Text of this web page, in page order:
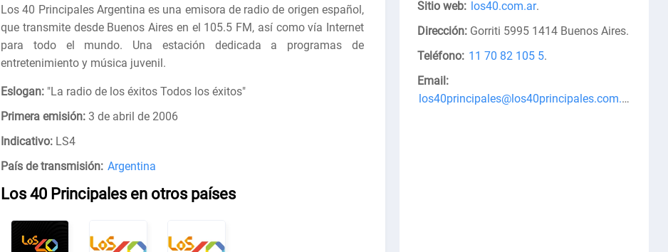
Los 40 Principales Argentina es una emisora ​​de radio de origen español,
que transmite desde Buenos Aires en el 105.5 FM, así como vía Internet
para todo el mundo. Una estación dedicada a programas de
entretenimiento y música juvenil.
Eslogan: "La radio de los éxitos Todos los éxitos"
Primera emisión: 3 de abril de 2006
Indicativo: LS4
País de transmisión: Argentina
Los 40 Principales en otros países
Sitio web: los40.com.ar.
Dirección: Gorriti 5995 1414 Buenos Aires.
Teléfono: 11 70 82 105 5.
Email:
los40principales@los40principales.com.ar